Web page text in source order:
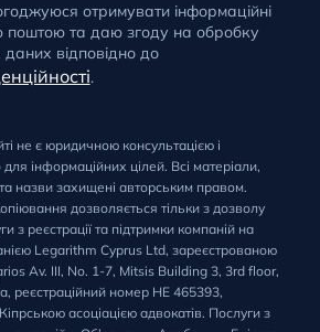
отримувати інформаційні
поштою та даю згоду на обробку
відповідно до
.
не є юридичною консультацією і
інформаційних цілей. Всі матеріали,
назви захищені авторським правом.
дозволяється тільки з дозволу
з реєстрації та підтримки компаній на
Legarithm Cyprus Ltd, зареєстрованою
Av. III, No. 1-7, Mitsis Building 3, 3rd floor,
реєстраційний номер HE 465393,
асоціацією адвокатів. Послуги з